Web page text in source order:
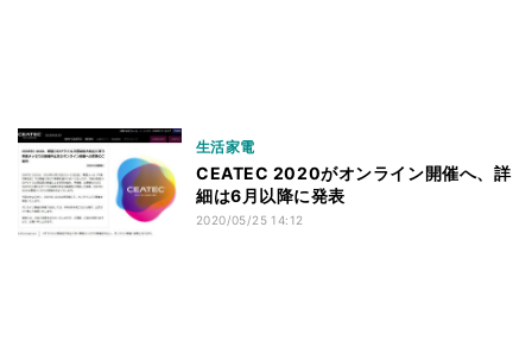
生活家電
CEATEC 2020がオンライン開催へ、詳
細は6月以降に発表
2020/05/25 14:12